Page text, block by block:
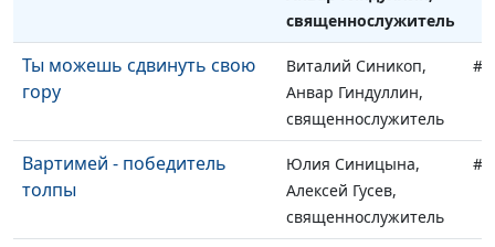
священнослужитель
Ты можешь сдвинуть свою
гору
Виталий Синикоп,
Анвар Гиндуллин,
священнослужитель
Вартимей - победитель
толпы
Юлия Синицына,
Алексей Гусев,
священнослужитель